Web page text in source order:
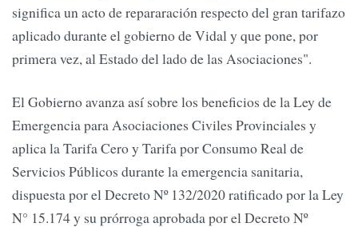
significa un acto de repararación respecto del gran tarifazo
aplicado durante el gobierno de Vidal y que pone, por
primera vez, al Estado del lado de las Asociaciones".
El Gobierno avanza así sobre los beneficios de la Ley de
Emergencia para Asociaciones Civiles Provinciales y
aplica la Tarifa Cero y Tarifa por Consumo Real de
Servicios Públicos durante la emergencia sanitaria,
dispuesta por el Decreto Nº 132/2020 ratificado por la Ley
N° 15.174 y su prórroga aprobada por el Decreto Nº